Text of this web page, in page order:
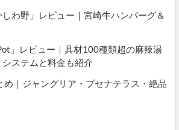
わ野」レビュー｜宮崎牛ハンバーグ＆
」レビュー｜具材100種類超の麻辣湯
ステムと料金も紹介
｜ジャングリア・ブセナテラス・絶品